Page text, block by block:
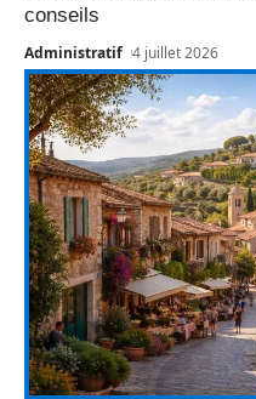
conseils
Administratif 4 juillet 2026